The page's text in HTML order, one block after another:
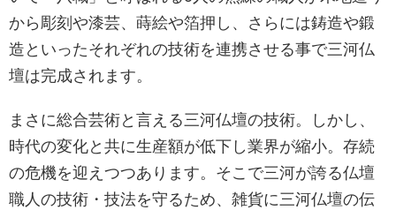
から彫刻や漆芸、蒔絵や箔押し、さらには鋳造や鍛
造といったそれぞれの技術を連携させる事で三河仏
壇は完成されます。
まさに総合芸術と言える三河仏壇の技術。しかし、
時代の変化と共に生産額が低下し業界が縮小。存続
の危機を迎えつつあります。そこで三河が誇る仏壇
職人の技術・技法を守るため、雑貨に三河仏壇の伝